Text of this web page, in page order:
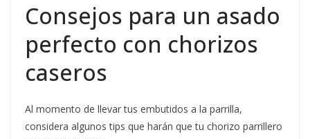
Consejos para un asado
perfecto con chorizos
caseros
Al momento de llevar tus embutidos a la parrilla,
considera algunos tips que harán que tu chorizo parrillero